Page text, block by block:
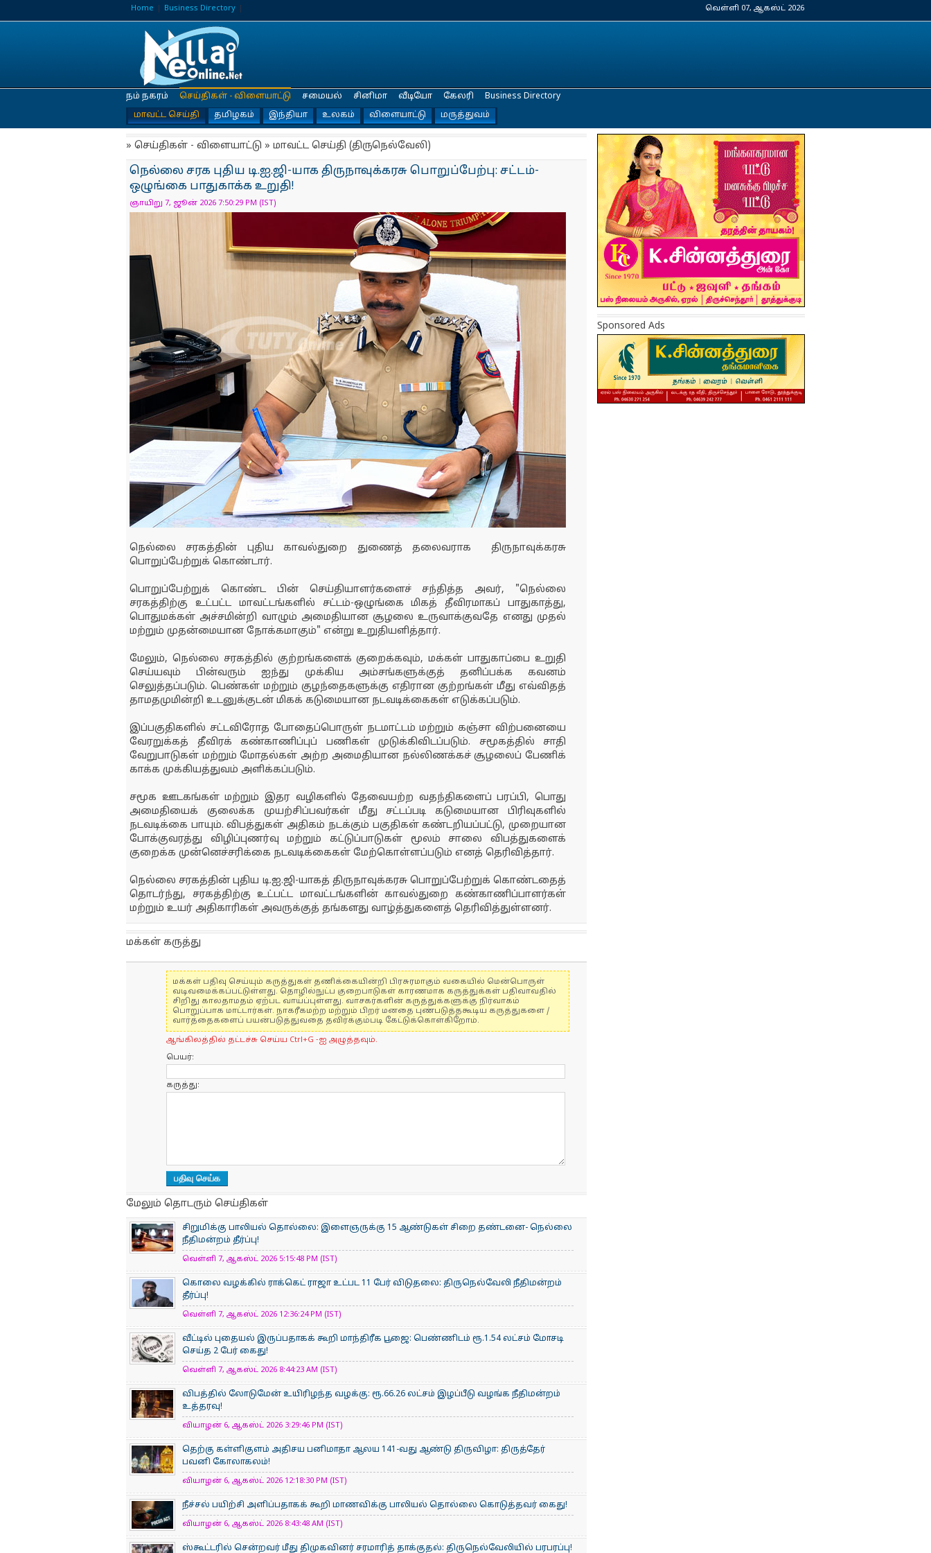
Home Business Directory வெள்ளி 07, ஆகஸ்ட் 2026
நம் நகரம்
செய்திகள் - விளையாட்டு
மாவட்ட செய்தி
தமிழகம் இந்தியா உலகம் விளையாட்டு மருத்துவம்
சமையல் சினிமா வீடியோ கேலரி Business Directory
» செய்திகள் - விளையாட்டு » மாவட்ட செய்தி (திருநெல்வேலி)
நெல்லை சரக புதிய டி.ஐ.ஜி-யாக திருநாவுக்கரசு பொறுப்பேற்பு: சட்டம்-
ஒழுங்கை பாதுகாக்க உறுதி!
ஞாயிறு 7, ஜூன் 2026 7:50:29 PM (IST)
நெல்லை சரகத்தின் புதிய காவல்துறை துணைத் தலைவராக திருநாவுக்கரசு
பொறுப்பேற்றுக் கொண்டார்.
பொறுப்பேற்றுக் கொண்ட பின் செய்தியாளர்களைச் சந்தித்த அவர், "நெல்லை
சரகத்திற்கு உட்பட்ட மாவட்டங்களில் சட்டம்-ஒழுங்கை மிகத் தீவிரமாகப் பாதுகாத்து,
பொதுமக்கள் அச்சமின்றி வாழும் அமைதியான சூழலை உருவாக்குவதே எனது முதல்
மற்றும் முதன்மையான நோக்கமாகும்" என்று உறுதியளித்தார்.
மேலும், நெல்லை சரகத்தில் குற்றங்களைக் குறைக்கவும், மக்கள் பாதுகாப்பை உறுதி
செய்யவும் பின்வரும் ஐந்து முக்கிய அம்சங்களுக்குத் தனிப்பக்க கவனம்
செலுத்தப்படும். பெண்கள் மற்றும் குழந்தைகளுக்கு எதிரான குற்றங்கள் மீது எவ்விதத்
தாமதமுமின்றி உடனுக்குடன் மிகக் கடுமையான நடவடிக்கைகள் எடுக்கப்படும்.
இப்பகுதிகளில் சட்டவிரோத போதைப்பொருள் நடமாட்டம் மற்றும் கஞ்சா விற்பனையை
வேரறுக்கத் தீவிரக் கண்காணிப்புப் பணிகள் முடுக்கிவிடப்படும். சமூகத்தில் சாதி
வேறுபாடுகள் மற்றும் மோதல்கள் அற்ற அமைதியான நல்லிணக்கச் சூழலைப் பேணிக்
காக்க முக்கியத்துவம் அளிக்கப்படும்.
சமூக ஊடகங்கள் மற்றும் இதர வழிகளில் தேவையற்ற வதந்திகளைப் பரப்பி, பொது
அமைதியைக் குலைக்க முயற்சிப்பவர்கள் மீது சட்டப்படி கடுமையான பிரிவுகளில்
நடவடிக்கை பாயும். விபத்துகள் அதிகம் நடக்கும் பகுதிகள் கண்டறியப்பட்டு, முறையான
போக்குவரத்து விழிப்புணர்வு மற்றும் கட்டுப்பாடுகள் மூலம் சாலை விபத்துகளைக்
குறைக்க முன்னெச்சரிக்கை நடவடிக்கைகள் மேற்கொள்ளப்படும் எனத் தெரிவித்தார்.
நெல்லை சரகத்தின் புதிய டி.ஐ.ஜி-யாகத் திருநாவுக்கரசு பொறுப்பேற்றுக் கொண்டதைத்
தொடர்ந்து, சரகத்திற்கு உட்பட்ட மாவட்டங்களின் காவல்துறை கண்காணிப்பாளர்கள்
மற்றும் உயர் அதிகாரிகள் அவருக்குத் தங்களது வாழ்த்துகளைத் தெரிவித்துள்ளனர்.
மக்கள் கருத்து
மக்கள் பதிவு செய்யும் கருத்துகள் தணிக்கையின்றி பிரசுரமாகும் வகையில் மென்பொருள்
வடிவமைக்கப்பட்டுள்ளது. தொழில்நுட்ப குறைபாடுகள் காரணமாக கருத்துக்கள் பதிவாவதில்
சிறிது காலதாமதம் ஏற்பட வாய்ப்புள்ளது. வாசகர்களின் கருத்துக்களுக்கு நிர்வாகம்
பொறுப்பாக மாட்டார்கள். நாகரீகமற்ற மற்றும் பிறர் மனதை புண்படுத்தகூடிய கருத்துகளை /
வார்த்தைகளைப் பயன்படுத்துவதை தவிர்க்கும்படி கேட்டுக்கொள்கிறோம்.
ஆங்கிலத்தில் தட்டச்சு செய்ய Ctrl+G -ஐ அழுத்தவும்.
பெயர்:
கருத்து:
மேலும் தொடரும் செய்திகள்
சிறுமிக்கு பாலியல் தொல்லை: இளைஞருக்கு 15 ஆண்டுகள் சிறை தண்டனை- நெல்லை
நீதிமன்றம் தீர்ப்பு!
வெள்ளி 7, ஆகஸ்ட் 2026 5:15:48 PM (IST)
கொலை வழக்கில் ராக்கெட் ராஜா உட்பட 11 பேர் விடுதலை: திருநெல்வேலி நீதிமன்றம்
தீர்ப்பு!
வெள்ளி 7, ஆகஸ்ட் 2026 12:36:24 PM (IST)
வீட்டில் புதையல் இருப்பதாகக் கூறி மாந்திரீக பூஜை: பெண்ணிடம் ரூ.1.54 லட்சம் மோசடி
செய்த 2 பேர் கைது!
வெள்ளி 7, ஆகஸ்ட் 2026 8:44:23 AM (IST)
விபத்தில் லோடுமேன் உயிரிழந்த வழக்கு: ரூ.66.26 லட்சம் இழப்பீடு வழங்க நீதிமன்றம்
உத்தரவு!
வியாழன் 6, ஆகஸ்ட் 2026 3:29:46 PM (IST)
தெற்கு கள்ளிகுளம் அதிசய பனிமாதா ஆலய 141-வது ஆண்டு திருவிழா: திருத்தேர்
பவனி கோலாகலம்!
வியாழன் 6, ஆகஸ்ட் 2026 12:18:30 PM (IST)
நீச்சல் பயிற்சி அளிப்பதாகக் கூறி மாணவிக்கு பாலியல் தொல்லை கொடுத்தவர் கைது!
வியாழன் 6, ஆகஸ்ட் 2026 8:43:48 AM (IST)
ஸ்கூட்டரில் சென்றவர் மீது திமுகவினர் சரமாரித் தாக்குதல்: திருநெல்வேலியில் பரபரப்பு!
Sponsored Ads